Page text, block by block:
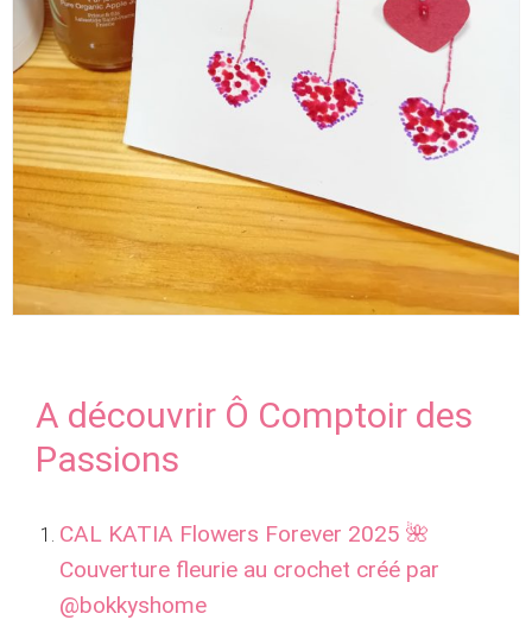
A découvrir Ô Comptoir des
Passions
CAL KATIA Flowers Forever 2025 🌺
Couverture fleurie au crochet créé par
@bokkyshome